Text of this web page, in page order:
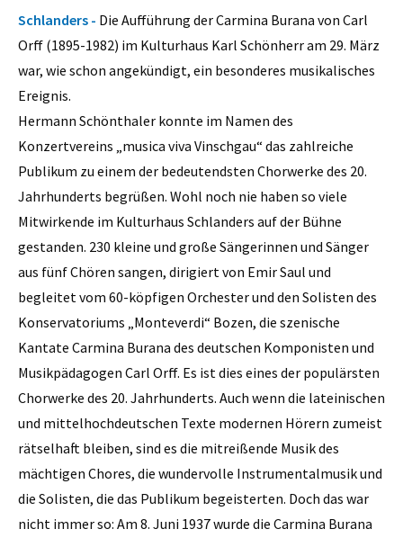
Schlanders - Die Aufführung der Carmina Burana von Carl
Orff (1895-1982) im Kulturhaus Karl Schönherr am 29. März
war, wie schon angekündigt, ein besonderes musikalisches
Ereignis.
Hermann Schönthaler konnte im Namen des
Konzertvereins „musica viva Vinschgau“ das zahlreiche
Publikum zu einem der bedeutendsten Chorwerke des 20.
Jahrhunderts begrüßen. Wohl noch nie haben so viele
Mitwirkende im Kulturhaus Schlanders auf der Bühne
gestanden. 230 kleine und große Sängerinnen und Sänger
aus fünf Chören sangen, dirigiert von Emir Saul und
begleitet vom 60-köpfigen Orchester und den Solisten des
Konservatoriums „Monteverdi“ Bozen, die szenische
Kantate Carmina Burana des deutschen Komponisten und
Musikpädagogen Carl Orff. Es ist dies eines der populärsten
Chorwerke des 20. Jahrhunderts. Auch wenn die lateinischen
und mittelhochdeutschen Texte modernen Hörern zumeist
rätselhaft bleiben, sind es die mitreißende Musik des
mächtigen Chores, die wundervolle Instrumentalmusik und
die Solisten, die das Publikum begeisterten. Doch das war
nicht immer so: Am 8. Juni 1937 wurde die Carmina Burana